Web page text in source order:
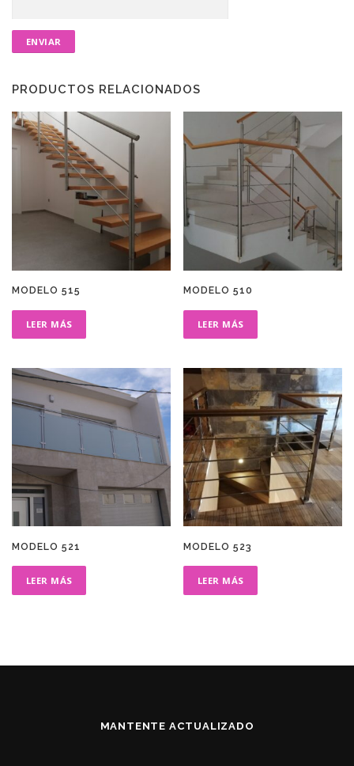
PRODUCTOS RELACIONADOS
MODELO 515
LEER MÁS
MODELO 510
LEER MÁS
MODELO 521
LEER MÁS
MODELO 523
LEER MÁS
MANTENTE ACTUALIZADO